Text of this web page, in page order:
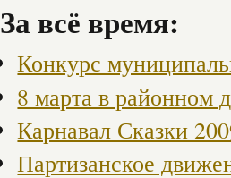
За всё время:
Конкурс
8 марта в районном
Карнавал Сказки
Партизанское